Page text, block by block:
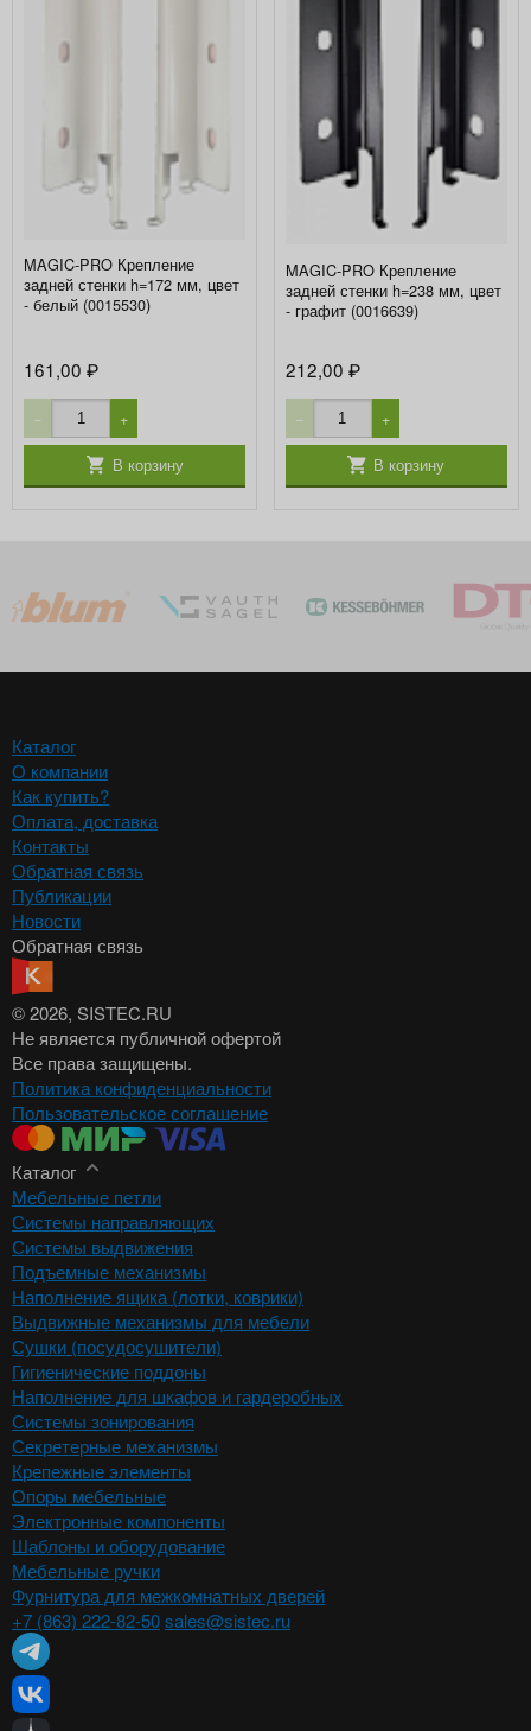
MAGIC-PRO Крепление
задней стенки h=172 мм, цвет
- белый (0015530)
161,00₽
− +
В корзину
MAGIC-PRO Крепление
задней стенки h=238 мм, цвет
- графит (0016639)
212,00 ₽
− +
В корзину
Каталог
О компании
Как купить?
Оплата, доставка
Контакты
Обратная связь
Публикации
Новости
Обратная связь
© 2026, SISTEC.RU
Не является публичной офертой
Все права защищены.
Политика конфиденциальности
Пользовательское соглашение
Каталог
Мебельные петли
Системы направляющих
Системы выдвижения
Подъемные механизмы
Наполнение ящика (лотки, коврики)
Выдвижные механизмы для мебели
Сушки (посудосушители)
Гигиенические поддоны
Наполнение для шкафов и гардеробных
Системы зонирования
Секретерные механизмы
Крепежные элементы
Опоры мебельные
Электронные компоненты
Шаблоны и оборудование
Мебельные ручки
Фурнитура для межкомнатных дверей
+7 (863) 222-82-50sales@sistec.ru